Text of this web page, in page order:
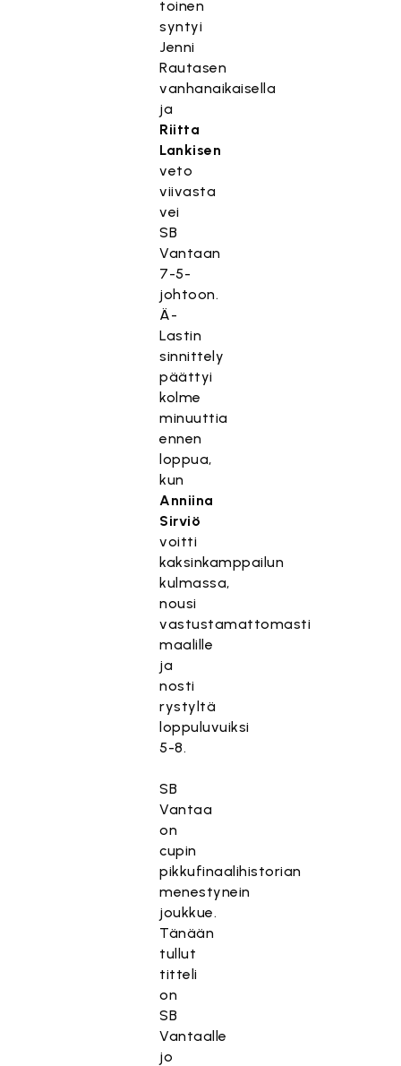
toinen
syntyi
Jenni
Rautasen
vanhanaikaisella
ja
Riitta
Lankisen
veto
viivasta
vei
SB
Vantaan
7-5-
johtoon.
Ä-
Lastin
sinnittely
päättyi
kolme
minuuttia
ennen
loppua,
kun
Anniina
Sirviö
voitti
kaksinkamppailun
kulmassa,
nousi
vastustamattomasti
maalille
ja
nosti
rystyltä
loppuluvuiksi
5-8.
SB
Vantaa
on
cupin
pikkufinaalihistorian
menestynein
joukkue.
Tänään
tullut
titteli
on
SB
Vantaalle
jo